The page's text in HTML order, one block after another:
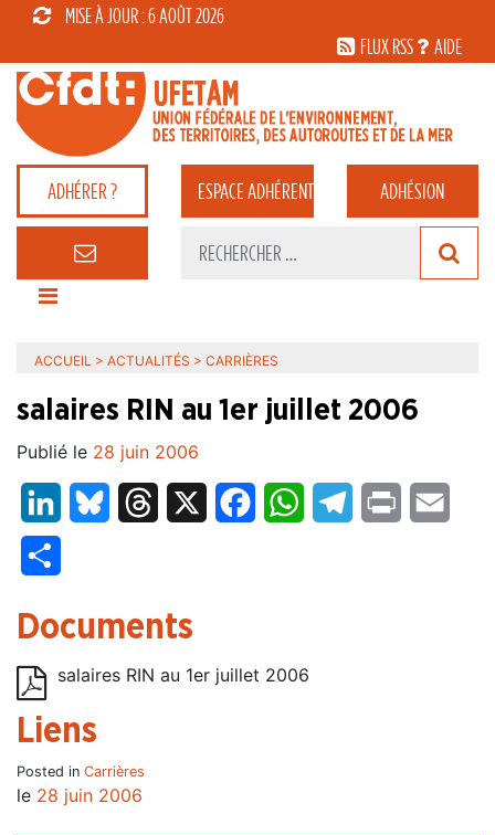
MISE À JOUR : 6 AOÛT 2026
FLUX RSS
AIDE
ADHÉRER ? ESPACEADHÉRENT ADHÉSION
ACCUEIL > ACTUALITÉS > CARRIÈRES
salaires RIN au 1er juillet 2006
Publié le 28 juin 2006
LinkedInBluesky Threads FacebookWhatsAppTelegram
Print
Documents
salaires RIN au 1er juillet 2006
Liens
Posted in Carrières
le 28 juin 2006